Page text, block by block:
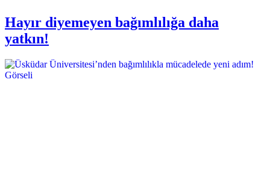
Hayır diyemeyen bağımlılığa daha
yatkın!